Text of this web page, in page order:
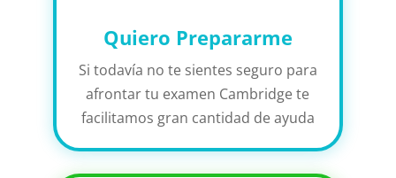
Quiero Prepararme
Si todavía no te sientes seguro para
afrontar tu examen Cambridge te
facilitamos gran cantidad de ayuda